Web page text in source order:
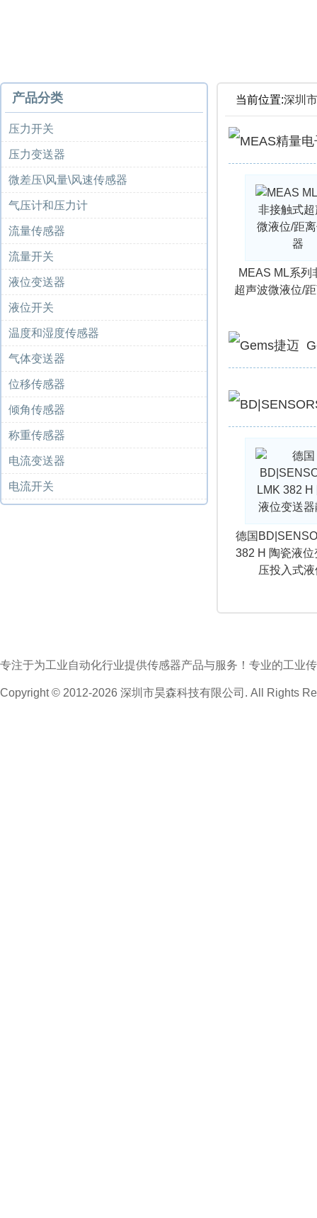
当前位置:深圳
MEAS ML系列
超声波微液位/
德国
382 H 陶瓷液
压投入式
产品分类
压力开关
压力变送器
微差压\风量\风速传感器
气压计和压力计
流量传感器
流量开关
液位变送器
液位开关
温度和湿度传感器
气体变送器
位移传感器
倾角传感器
称重传感器
电流变送器
电流开关
专注于为工业自动化行业提供传感器产品与服务！专业的工业
Copyright © 2012-2026 深圳市昊森科技有限公司. All Rights